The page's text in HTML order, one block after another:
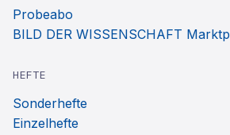
Probeabo
BILD DER WISSENSCHAFT
HEFTE
Sonderhefte
Einzelhefte